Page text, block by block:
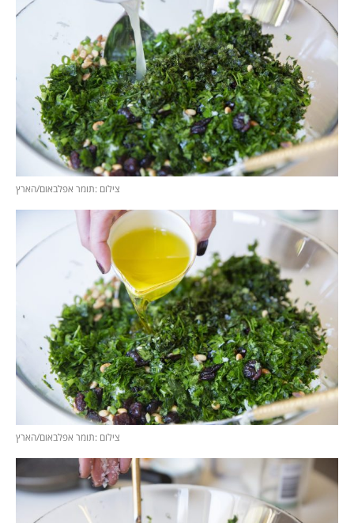
צילום :תומר אפלבאום/הארץ
צילום :תומר אפלבאום/הארץ